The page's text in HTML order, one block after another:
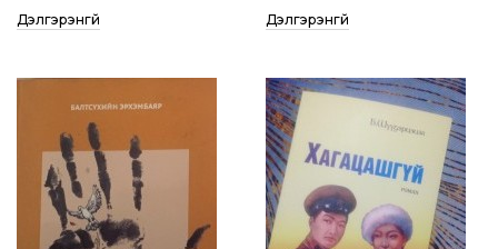
Дэлгэрэнгүй Дэлгэрэнгүй